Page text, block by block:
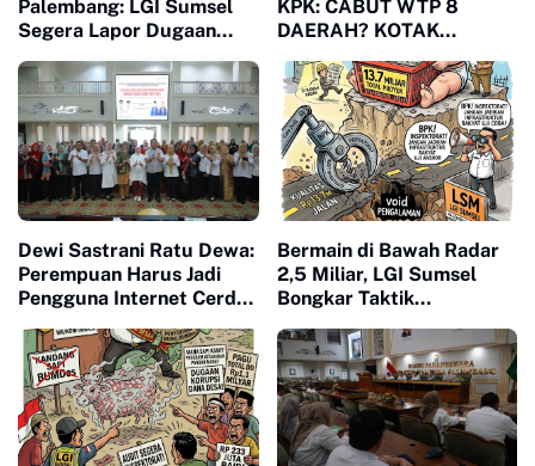
Palembang: LGI Sumsel
Segera Lapor Dugaan
KPK: CABUT WTP 8
DAERAH? KOTAK
PENGADAAN SUMSEL
RESMI TERBUKA!
Dewi Sastrani Ratu Dewa:
Perempuan Harus Jadi
Pengguna Internet Cerdas
Bermain di Bawah Radar
2,5 Miliar, LGI Sumsel
Bongkar Taktik
Pengalaman" Borong
Proyek 13,7 Miliar